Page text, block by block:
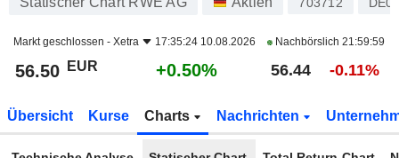
Markt geschlossen - Xetra 17:35:24 10.08.2026 Nachbörslich 21:59:59
56.50 EUR +0.50% 56.44 -0.11%
Übersicht Kurse Charts Nachrichten